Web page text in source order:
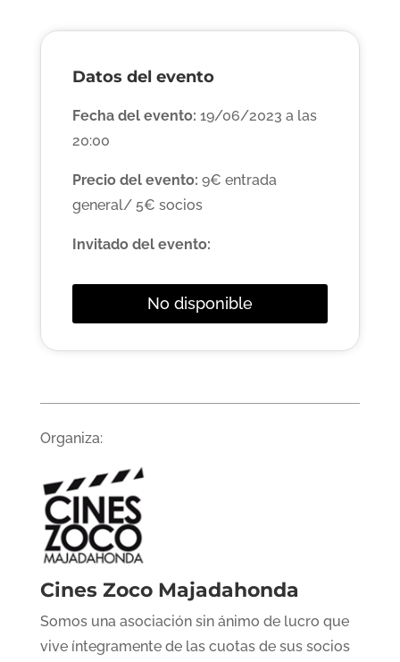
Datos del evento
Fecha del evento: 19/06/2023 a las
20:00
Precio del evento: 9€ entrada
general/ 5€ socios
Invitado del evento:
No disponible
Organiza:
Cines Zoco Majadahonda
Somos una asociación sin ánimo de lucro que
vive íntegramente de las cuotas de sus socios